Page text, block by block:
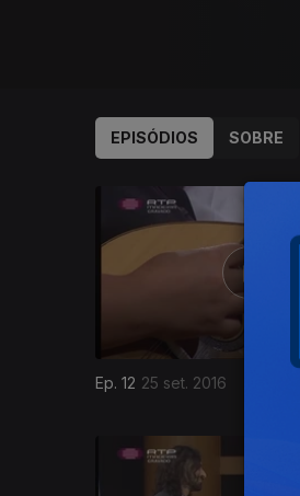
EPISÓDIOS SOBRE
Ep. 12 25 set. 2016